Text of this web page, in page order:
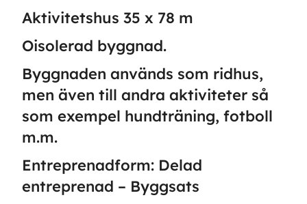
Aktivitetshus 35 x 78 m
Oisolerad byggnad.
Byggnaden används som ridhus,
men även till andra aktiviteter så
som exempel hundträning, fotboll
m.m.
Entreprenadform: Delad
entreprenad – Byggsats